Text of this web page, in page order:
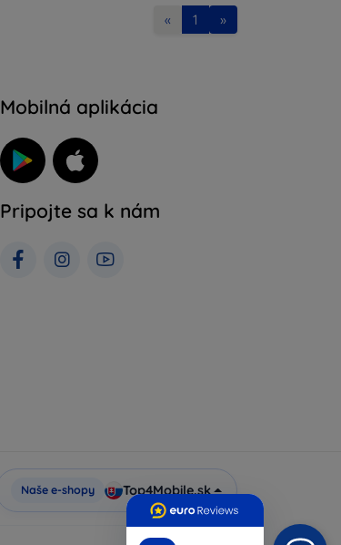
« 1 »
Mobilná aplikácia
Pripojte sa k nám
Naše e-shopy Top4Mobile.sk